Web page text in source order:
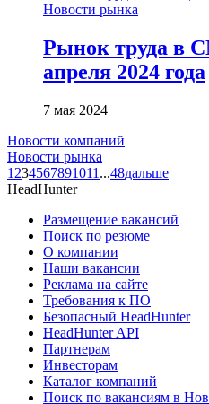
Новости рынка
Рынок труда в
апреля 2024 года
7 мая 2024
Новости компаний
Новости рынка
1 234567891011 ...48дальше
HeadHunter
Размещение вакансий
Поиск по резюме
О компании
Наши вакансии
Реклама на сайте
Требования к ПО
Безопасный HeadHunter
HeadHunter API
Партнерам
Инвесторам
Каталог компаний
Поиск по вакансиям в